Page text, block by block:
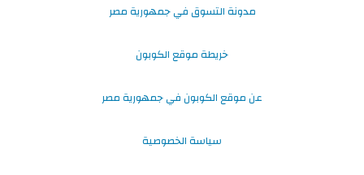
مدونة التسوق في جمهورية مصر
خريطة موقع الكوبون
عن موقع الكوبون في جمهورية مصر
سياسة الخصوصية